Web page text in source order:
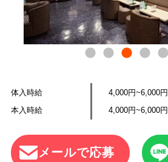
体入時給
4,000円~6,000円
本入時給
4,000円~6,000円
メールで応募